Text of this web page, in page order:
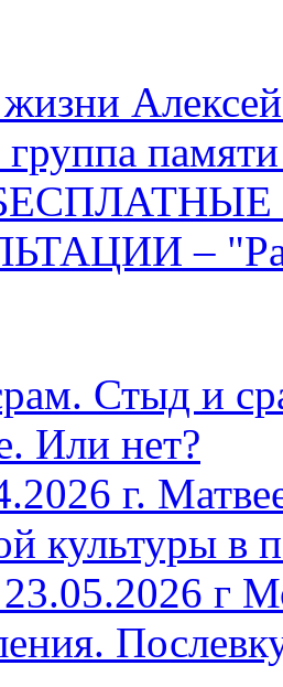
–
Стыд и
Или нет?
г.
культуры в
г